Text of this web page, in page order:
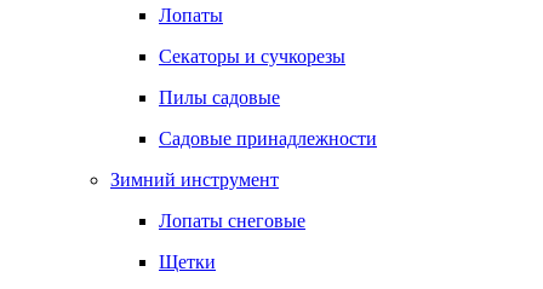
Лопаты
Секаторы и сучкорезы
Пилы садовые
Садовые принадлежности
Зимний инструмент
Лопаты снеговые
Щетки